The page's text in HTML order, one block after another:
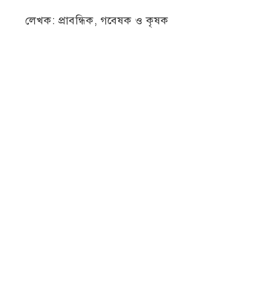
লেখক: প্রাবন্ধিক, গবেষক ও কৃষক